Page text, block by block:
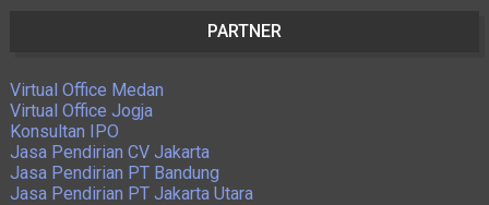
PARTNER
Virtual Office Medan
Virtual Office Jogja
Konsultan IPO
Jasa Pendirian CV Jakarta
Jasa Pendirian PT Bandung
Jasa Pendirian PT Jakarta Utara